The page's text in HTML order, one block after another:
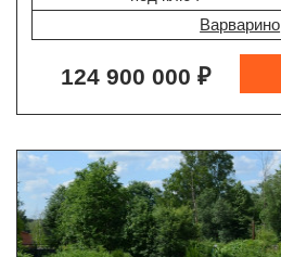
Варварино
124 900 000 ₽